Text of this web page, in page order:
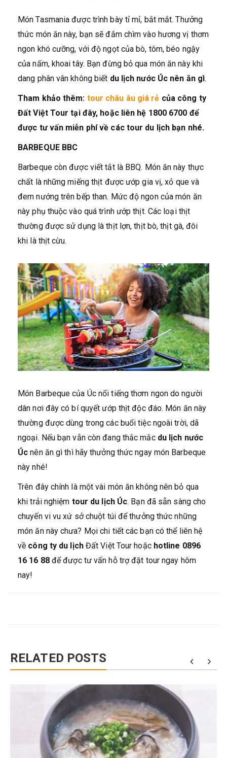
Món Tasmania được trình bày tỉ mỉ, bắt mắt. Thưởng
thức món ăn này, bạn sẽ đắm chìm vào hương vị thơm
ngon khó cưỡng, với độ ngọt của bò, tôm, béo ngậy
của nấm, khoai tây. Bạn đừng bỏ qua món ăn này khi
dang phân vân không biết du lịch nước Úc nên ăn gì.
Tham khảo thêm: tour châu âu giá rẻ của công ty
Đất Việt Tour tại đây, hoặc liên hệ 1800 6700 để
được tư vấn miễn phí về các tour du lịch bạn nhé.
BARBEQUE BBC
Barbeque còn được viết tắt là BBQ. Món ăn này thực
chất là những miếng thịt được ướp gia vị, xỏ que và
đem nướng trên bếp than. Mức độ ngon của món ăn
này phụ thuộc vào quá trình ướp thịt. Các loại thịt
thường được sử dụng là thịt lợn, thịt bò, thịt gà, đôi
khi là thịt cừu.
Món Barbeque của Úc nổi tiếng thơm ngon do người
dân nơi đây có bí quyết ướp thịt độc đáo. Món ăn này
thường được dùng trong các buổi tiệc ngoài trời, dã
ngoại. Nếu bạn vẫn còn đang thắc mắc du lịch nước
Úc nên ăn gì thì hãy thưởng thức ngay món Barbeque
này nhé!
Trên đây chính là một vài món ăn không nên bỏ qua
khi trải nghiệm tour du lịch Úc. Bạn đã sẵn sàng cho
chuyến vi vu xứ sở chuột túi để thưởng thức những
món ăn này chưa? Mọi chi tiết các bạn có thể liên hệ
về công ty du lịchĐất Việt Tour hoặc hotline 0896
16 16 88để được tư vấn hỗ trợ đặt tour ngay hôm
nay!
RELATED POSTS